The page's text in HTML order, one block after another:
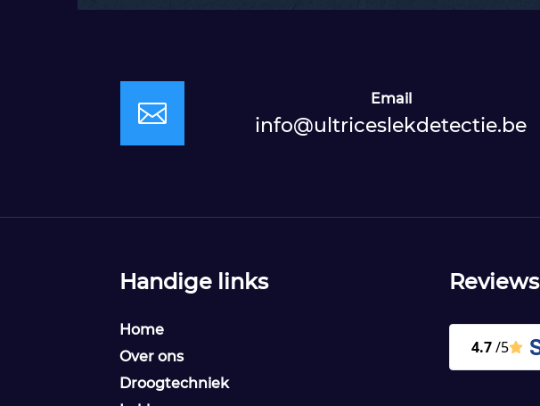

Email
info@ultriceslekdetectie.be
Gratis offerte in 24 uur
Handige links
Home
Over ons
Droogtechniek
Reviews